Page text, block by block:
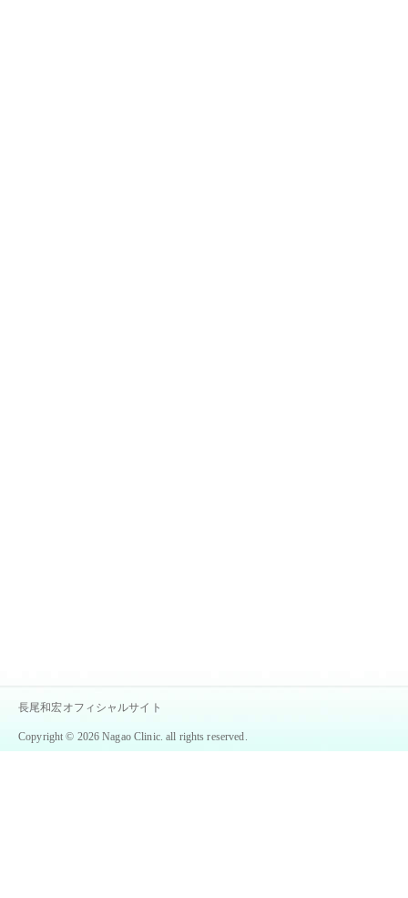
長尾和宏オフィシャルサイト
Copyright © 2026 Nagao Clinic. all rights reserved.